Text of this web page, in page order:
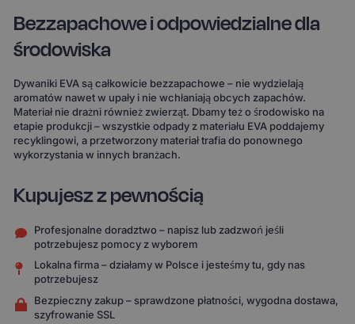
Bezzapachowe i odpowiedzialne dla
środowiska
Dywaniki EVA są całkowicie bezzapachowe – nie wydzielają
aromatów nawet w upały i nie wchłaniają obcych zapachów.
Materiał nie drażni również zwierząt. Dbamy też o środowisko na
etapie produkcji – wszystkie odpady z materiału EVA poddajemy
recyklingowi, a przetworzony materiał trafia do ponownego
wykorzystania w innych branżach.
Kupujesz z pewnością
Profesjonalne doradztwo – napisz lub zadzwoń jeśli
potrzebujesz pomocy z wyborem
Lokalna firma – działamy w Polsce i jesteśmy tu, gdy nas
potrzebujesz
Bezpieczny zakup – sprawdzone płatności, wygodna dostawa,
szyfrowanie SSL